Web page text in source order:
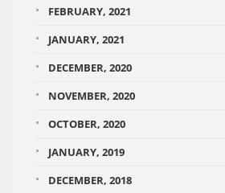
FEBRUARY, 2021
JANUARY, 2021
DECEMBER, 2020
NOVEMBER, 2020
OCTOBER, 2020
JANUARY, 2019
DECEMBER, 2018